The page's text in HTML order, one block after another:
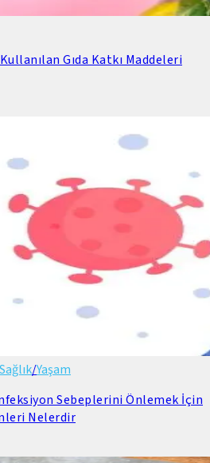
Gıda Katkı Maddeleri
Sağlık/Yaşam
Sebeplerini Önlemek İçin
Nelerdir